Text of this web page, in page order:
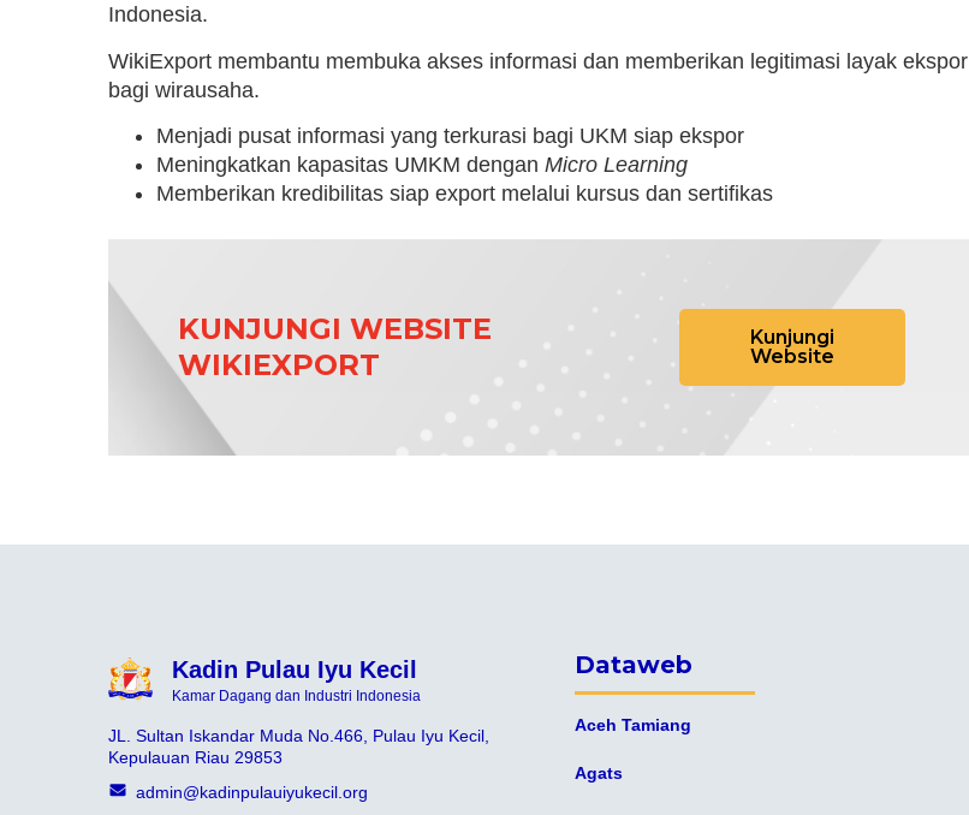
Indonesia.
WikiExport membantu membuka akses informasi dan memberikan legitimasi layak ekspor
bagi wirausaha.
Menjadi pusat informasi yang terkurasi bagi UKM siap ekspor
Meningkatkan kapasitas UMKM dengan Micro Learning
Memberikan kredibilitas siap export melalui kursus dan sertifikas
KUNJUNGI WEBSITE
WIKIEXPORT
Kunjungi
Website
Kadin Pulau Iyu Kecil
Kamar Dagang dan Industri Indonesia
JL. Sultan Iskandar Muda No.466, Pulau Iyu Kecil,
Kepulauan Riau 29853
admin@kadinpulauiyukecil.org
Dataweb
Aceh Tamiang
Agats